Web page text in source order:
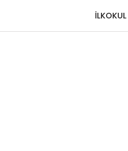
İLKOKUL